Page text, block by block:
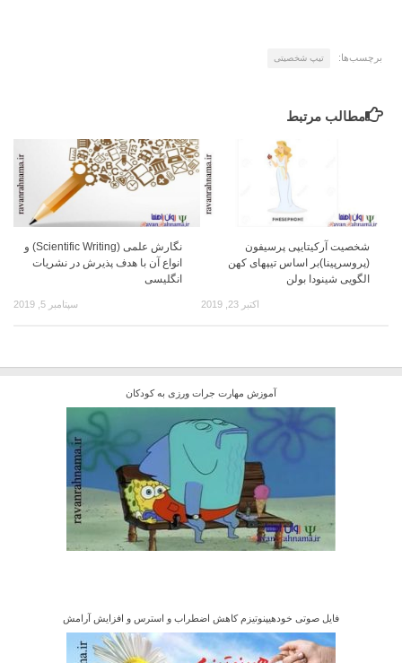
برچسب‌ها: تیپ شخصیتی
مطالب مرتبط
نگارش علمی (Scientific Writing) و
انواع آن با هدف پذیرش در نشریات
انگلیسی
سپتامبر 5, 2019
شخصیت آرکیتایپی پرسیفون
(پروسرپینا)بر اساس تیپهای کهن
الگویی شینودا بولن
اکتبر 23, 2019
فایل صوتی خودهیپنوتیزم کاهش اضطراب و استرس و افزایش آرامش
آموزش مهارت جرات ورزی به کودکان